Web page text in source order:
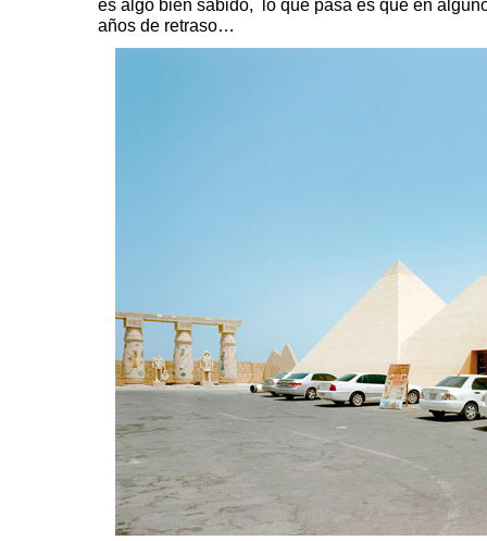
es algo bien sabido, lo que pasa es que en
años de retraso…